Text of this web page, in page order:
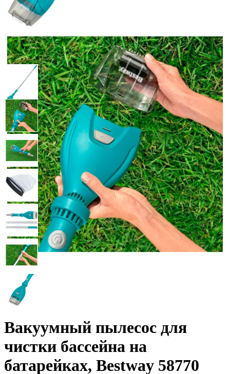
Вакуумный пылесос для
чистки бассейна на
батарейках, Bestway 58770